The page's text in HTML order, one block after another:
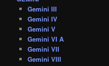
Gemini III
Gemini IV
Gemini V
Gemini VI A
Gemini VII
Gemini VIII